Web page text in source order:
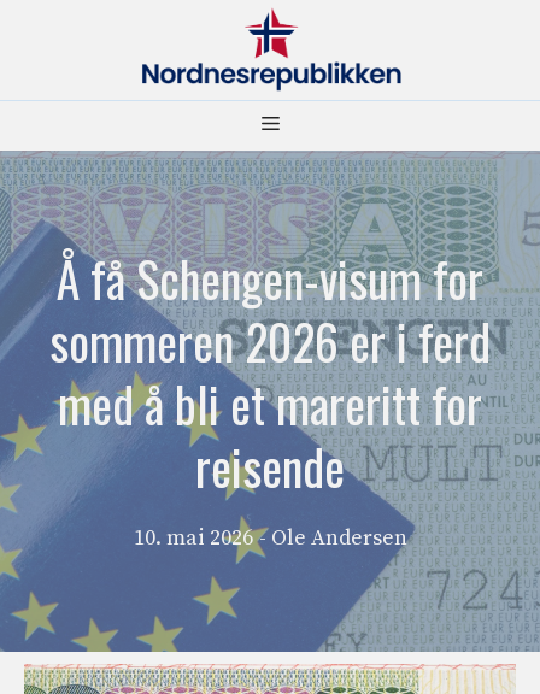
Meny
Å få Schengen-visum for
sommeren 2026 er i ferd
med å bli et mareritt for
reisende
10. mai 2026 - Ole Andersen